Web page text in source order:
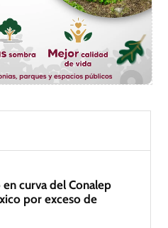
curva del Conalep
por exceso de